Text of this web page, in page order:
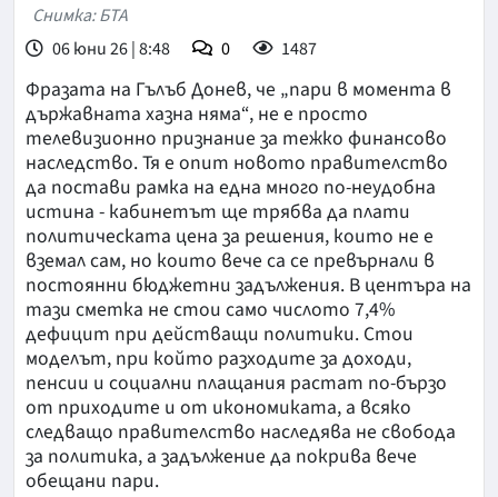
Снимка: БТА
06 юни 26 | 8:48
0 1487
Фразата на Гълъб Донев, че „пари в момента в
държавната хазна няма“, не е просто
телевизионно признание за тежко финансово
наследство. Тя е опит новото правителство
да постави рамка на една много по-неудобна
истина - кабинетът ще трябва да плати
политическата цена за решения, които не е
вземал сам, но които вече са се превърнали в
постоянни бюджетни задължения. В центъра на
тази сметка не стои само числото 7,4%
дефицит при действащи политики. Стои
моделът, при който разходите за доходи,
пенсии и социални плащания растат по-бързо
от приходите и от икономиката, а всяко
следващо правителство наследява не свобода
за политика, а задължение да покрива вече
обещани пари.